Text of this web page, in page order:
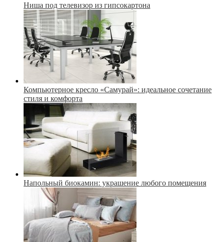
Ниша под телевизор из гипсокартона
Компьютерное кресло «Самурай»: идеальное сочетание
стиля и комфорта
Напольный биокамин: украшение любого помещения